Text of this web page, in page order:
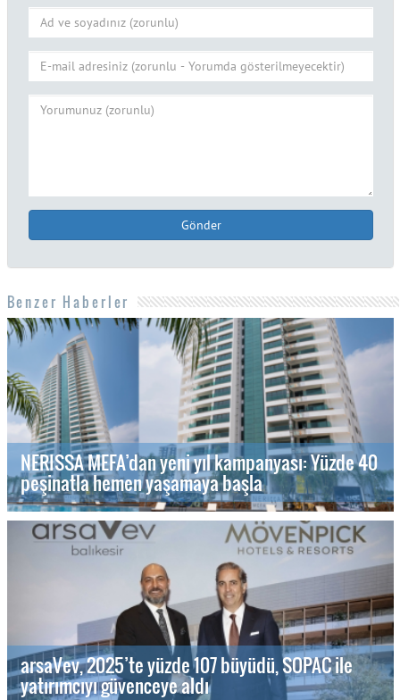
Gönder
Benzer Haberler
NERISSA MEFA’dan yeni yıl kampanyası: Yüzde 40
peşinatla hemen yaşamaya başla
arsaVev, 2025’te yüzde 107 büyüdü, SOPAC ile
yatırımcıyı güvenceye aldı